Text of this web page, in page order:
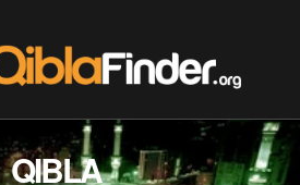
QIBLA